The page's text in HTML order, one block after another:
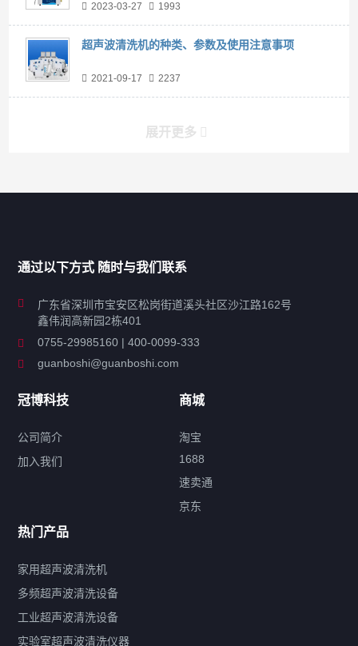
2023-03-27 1993
超声波清洗机的种类、参数及使用注意事项
2021-09-17 2237
展开更多
工业超声波清洗设备
特种超声波洗净产品
超声波配件
产品标签
鼓泡 升降 抛动
带加热
功率可调
双波脱气
机械旋钮系列
厨具清洗机
超声波振板
通过以下方式 随时与我们联系
广东省深圳市宝安区松岗街道溪头社区沙江路162号
鑫伟润高新园2栋401
0755-29985160 | 400-0099-333
guanboshi@guanboshi.com
冠博科技
公司简介
加入我们
商城
淘宝
1688
速卖通
京东
热门产品
家用超声波清洗机
多频超声波清洗设备
工业超声波清洗设备
实验室超声波清洗仪器